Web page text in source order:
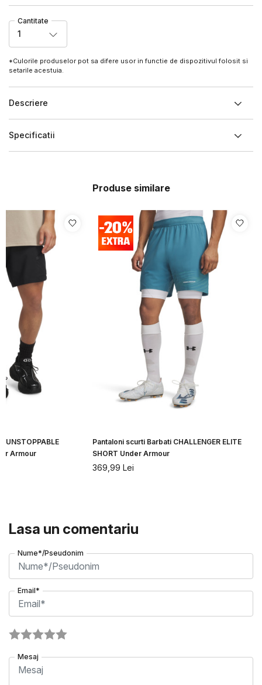
Cantitate
1
*Culorile produselor pot sa difere usor in functie de dispozitivul folosit si
setarile acestuia.
Descriere
Specificatii
Produse similare
UNSTOPPABLE
Armour
Pantaloni scurti Barbati CHALLENGER ELITE
SHORT Under Armour
369,99 Lei
Lasa un comentariu
Nume*/Pseudonim
Email*
Mesaj